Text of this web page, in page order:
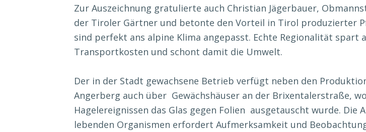
Zur Auszeichnung gratulierte auch Christian Jägerbauer,
der Tiroler Gärtner und betonte den Vorteil in Tirol produzierter
sind perfekt ans alpine Klima angepasst. Echte Regionalität spart
Transportkosten und schont damit die Umwelt.
Der in der Stadt gewachsene Betrieb verfügt neben den
Angerberg auch über Gewächshäuser an der Brixentalerstraße,
Hagelereignissen das Glas gegen Folien ausgetauscht wurde. Die
lebenden Organismen erfordert Aufmerksamkeit und